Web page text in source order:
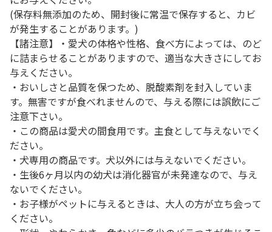
(保存料無添加のため、開封後に常温で保存すると、カビ
が発生することがあります。)
【諸注意】・愛犬の体格や性格、食べ方によっては、のど
に詰まらせることがありますので、適当な大きさにしてお
与えください。
・おいしさと品質を保つため、脱酸素剤を封入していま
す。無害ですが食べれませんので、与える際には誤飲にご
注意下さい。
・この商品は愛犬の間食用です。主食として与えないでく
ださい。
・犬専用の商品です。犬以外には与えないでください。
・生後6ヶ月以内の幼犬は消化器官が未発達なので、与え
ないでください。
・お子様がペットに与えるときは、大人の方が立ち会って
ください。